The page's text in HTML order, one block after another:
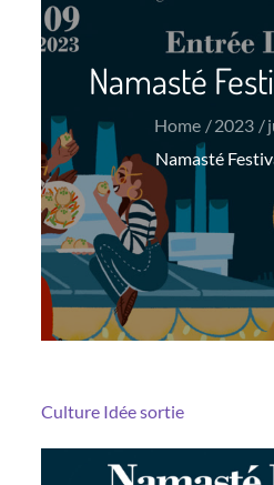
Namasté
Home 2023
Namasté
Culture Idée sortie